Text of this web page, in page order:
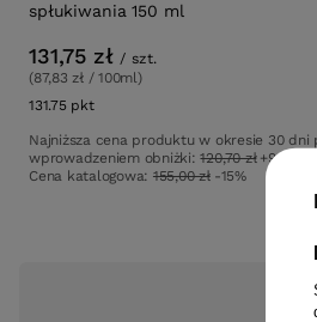
spłukiwania 150 ml
131,75 zł / szt.
(87,83 zł / 100ml)
131.75 pktpunktów
Najniższa cena produktu w okresie 30 dni
wprowadzeniem obniżki:120,70 zł +9%
Cena katalogowa: 155,00 zł -15%